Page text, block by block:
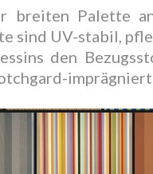
breiten Palette
sind UV-stabil,
den